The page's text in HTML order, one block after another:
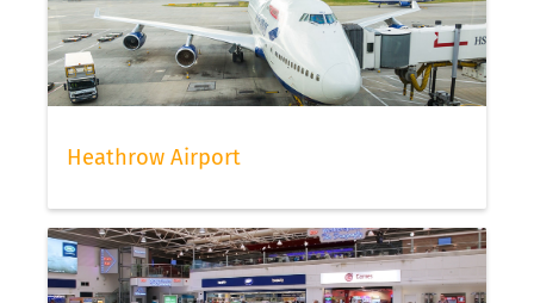
Heathrow Airport